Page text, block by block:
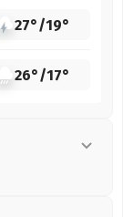
27°/19°
26°/17°